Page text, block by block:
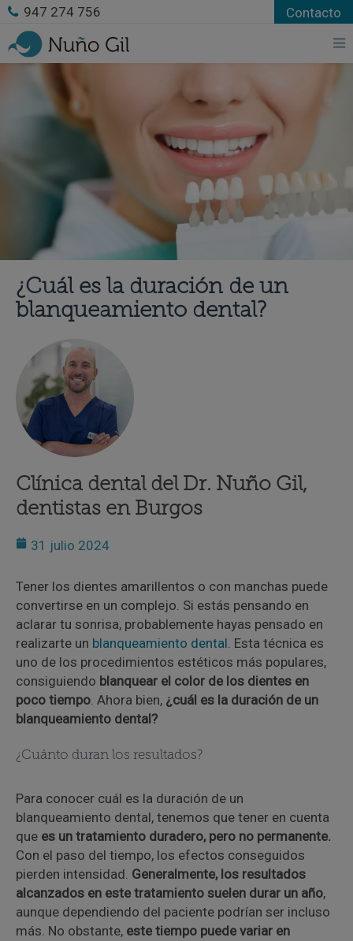
¿Cuál es la duración de un
blanqueamiento dental?
Clínica dental del Dr. Nuño Gil,
dentistas en Burgos
31 julio 2024
Tener los dientes amarillentos o con manchas puede
convertirse en un complejo. Si estás pensando en
aclarar tu sonrisa, probablemente hayas pensado en
realizarte un blanqueamiento dental. Esta técnica es
uno de los procedimientos estéticos más populares,
consiguiendo blanquear el color de los dientes en
poco tiempo. Ahora bien, ¿cuál es la duración de un
blanqueamiento dental?
¿Cuánto duran los resultados?
Para conocer cuál es la duración de un
blanqueamiento dental, tenemos que tener en cuenta
que es un tratamiento duradero, pero no permanente.
Con el paso del tiempo, los efectos conseguidos
pierden intensidad. Generalmente, los resultados
alcanzados en este tratamiento suelen durar un año,
aunque dependiendo del paciente podrían ser incluso
más. No obstante, este tiempo puede variar en
947 274 756 Contacto